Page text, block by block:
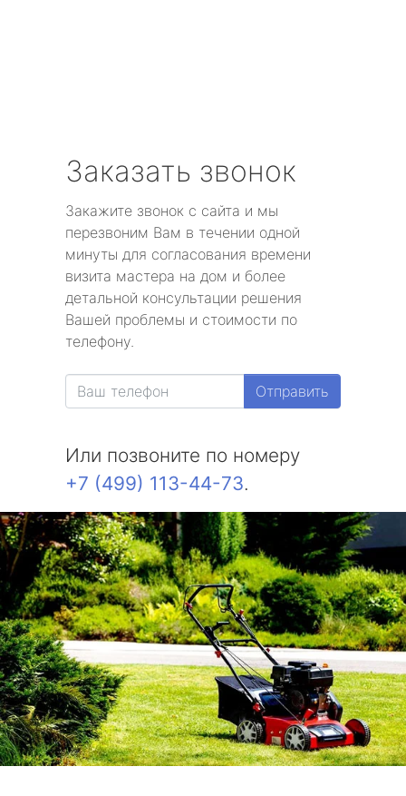
Заказать звонок
Закажите звонок с сайта и мы
перезвоним Вам в течении одной
минуты для согласования времени
визита мастера на дом и более
детальной консультации решения
Вашей проблемы и стоимости по
телефону.
Отправить
Или позвоните по номеру
+7 (499) 113-44-73.